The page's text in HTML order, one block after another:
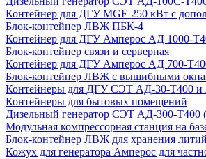
Контейнер для ДГУ MGE 250 кВт с
Блок-контейнер ЛВЖ ПБК-4
Контейнер для ДГУ Амперос АД 1000-
Блок-контейнер связи и серверная
Контейнер для ДГУ Амперос АД 700-
Блок-контейнер ЛВЖ с вышибными
Контейнеры для ДГУ СЭТ АД-30-Т400 и
Контейнеры для бытовых помещений
Дизельный генератор СЭТ АД-300-Т400
Модульная компрессорная станция на
Блок-контейнер ЛВЖ для хранения
Кожух для генератора Амперос для